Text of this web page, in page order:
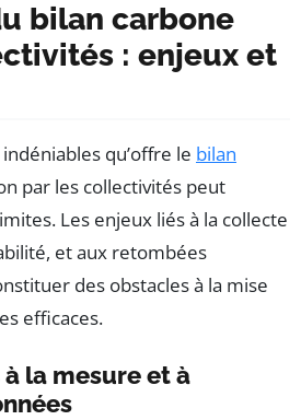
bilan carbone
: enjeux et
qu’offre le bilan
par les collectivités peut
Les enjeux liés à la collecte
et aux retombées
des obstacles à la mise
efficaces.
la mesure et à